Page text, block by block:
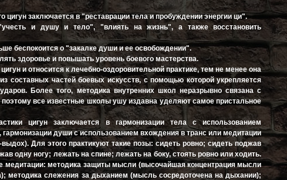
цигун заключается в "реставрации тела и пробуждении энергии ци".
и душу и тело", "влиять на жизнь", а также восстановить
беспокоится о "закалке души и ее освобождении".
здоровье и повышать уровень боевого мастерства.
и относится к лечебно-оздоровительной практике, тем не менее она
составных частей боевых искусств, с помощью которой укрепляется
Более того, методика внутренних школ неразрывно связана с
поэтому все известные школы ушу издавна уделяют самое пристальное
цигун заключается в гармонизации тела с использованием
души с использованием вхождения в транс или медитации
Для этого практикуют такие позы: сидеть ровно; сидеть поджав
одну ногу; лежать на спине; лежать на боку, стоять ровно или ходить.
медитации: методика защиты мысли (высочайшая концентрация мысли
методика слежения за дыханием (мысль сосредоточена на дыхании);